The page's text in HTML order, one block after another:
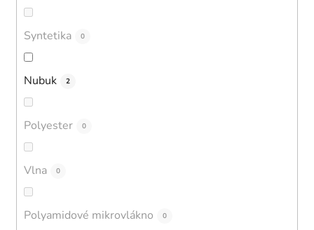
Syntetika 0
Nubuk 2
Polyester 0
Vlna 0
Polyamidové mikrovlákno 0